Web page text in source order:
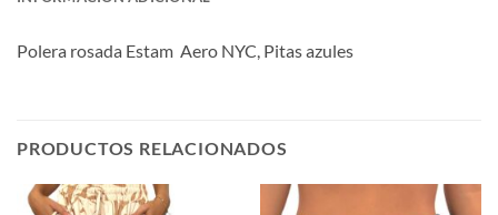
Polera rosada Estam Aero NYC, Pitas azules
PRODUCTOS RELACIONADOS